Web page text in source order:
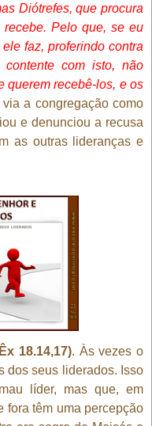
Diótrefes, que procura
Pelo que, se eu
faz, proferindo contra
com isto, não
querem recebê-los, e os
via a congregação como
e denunciou a recusa
as outras lideranças e
18.14,17). Às vezes o
dos seus liderados. Isso
líder, mas que, em
fora têm uma percepção